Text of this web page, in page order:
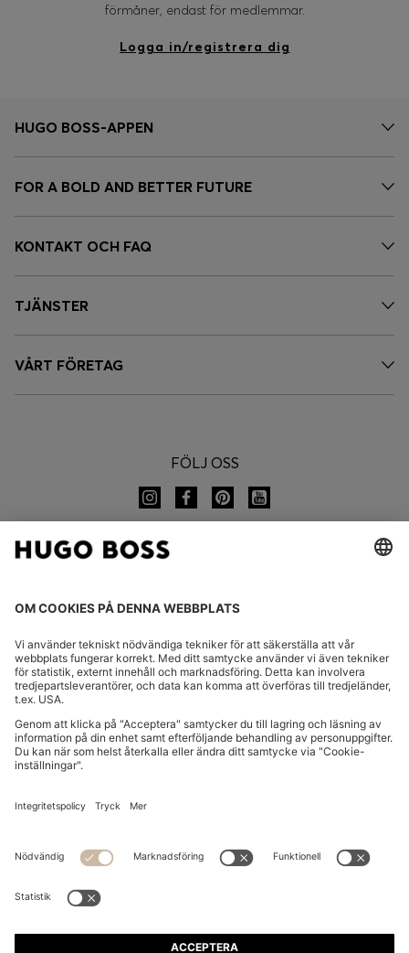
förmåner, endast för medlemmar.
Logga in/registrera dig
HUGO BOSS-APPEN
FOR A BOLD AND BETTER FUTURE
KONTAKT OCH FAQ
TJÄNSTER
VÅRT FÖRETAG
FÖLJ OSS
BYT LAND:
Meddela återkallandeVANLIGA FRÅGORAvtryck
Integritetsmeddelande
Integritetsmeddelande HUGO BOSS EXPERIENCE